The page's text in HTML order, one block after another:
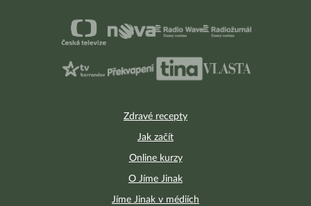
Zdravé recepty
Jak začít
Online kurzy
O Jíme Jinak
Jíme Jinak v médiích